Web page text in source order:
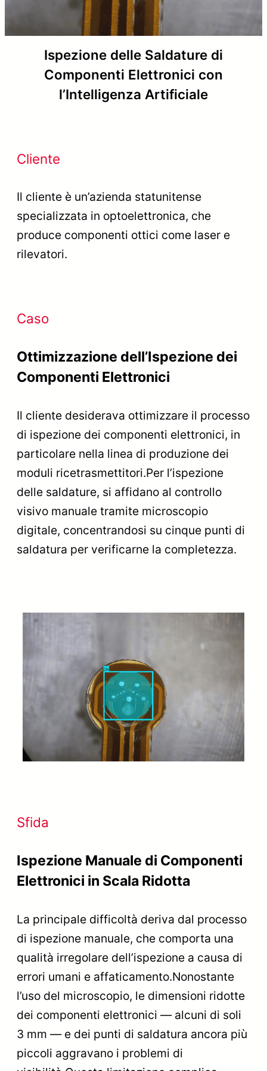
Ispezione delle Saldature di
Componenti Elettronici con
l’Intelligenza Artificiale
Cliente
Il cliente è un’azienda statunitense
specializzata in optoelettronica, che
produce componenti ottici come laser e
rilevatori.
Caso
Ottimizzazione dell’Ispezione dei
Componenti Elettronici
Il cliente desiderava ottimizzare il processo
di ispezione dei componenti elettronici, in
particolare nella linea di produzione dei
moduli ricetrasmettitori.Per l’ispezione
delle saldature, si affidano al controllo
visivo manuale tramite microscopio
digitale, concentrandosi su cinque punti di
saldatura per verificarne la completezza.
Sfida
Ispezione Manuale di Componenti
Elettronici in Scala Ridotta
La principale difficoltà deriva dal processo
di ispezione manuale, che comporta una
qualità irregolare dell’ispezione a causa di
errori umani e affaticamento.Nonostante
l’uso del microscopio, le dimensioni ridotte
dei componenti elettronici — alcuni di soli
3 mm — e dei punti di saldatura ancora più
piccoli aggravano i problemi di